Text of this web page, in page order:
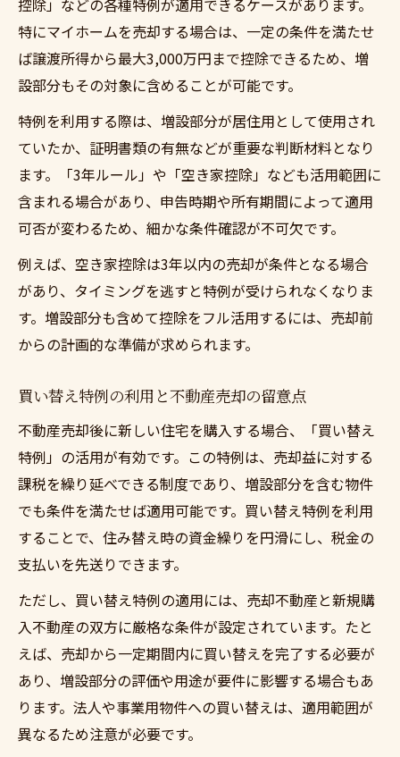
控除」などの各種特例が適用できるケースがあります。
特にマイホームを売却する場合は、一定の条件を満たせ
ば譲渡所得から最大3,000万円まで控除できるため、増
設部分もその対象に含めることが可能です。
特例を利用する際は、増設部分が居住用として使用され
ていたか、証明書類の有無などが重要な判断材料となり
ます。「3年ルール」や「空き家控除」なども活用範囲に
含まれる場合があり、申告時期や所有期間によって適用
可否が変わるため、細かな条件確認が不可欠です。
例えば、空き家控除は3年以内の売却が条件となる場合
があり、タイミングを逃すと特例が受けられなくなりま
す。増設部分も含めて控除をフル活用するには、売却前
からの計画的な準備が求められます。
買い替え特例の利用と不動産売却の留意点
不動産売却後に新しい住宅を購入する場合、「買い替え
特例」の活用が有効です。この特例は、売却益に対する
課税を繰り延べできる制度であり、増設部分を含む物件
でも条件を満たせば適用可能です。買い替え特例を利用
することで、住み替え時の資金繰りを円滑にし、税金の
支払いを先送りできます。
ただし、買い替え特例の適用には、売却不動産と新規購
入不動産の双方に厳格な条件が設定されています。たと
えば、売却から一定期間内に買い替えを完了する必要が
あり、増設部分の評価や用途が要件に影響する場合もあ
ります。法人や事業用物件への買い替えは、適用範囲が
異なるため注意が必要です。